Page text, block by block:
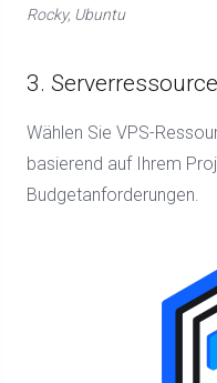
Rocky, Ubuntu
3.
Wählen Sie VPS-
basierend auf Ihrem
Budgetanforderungen.